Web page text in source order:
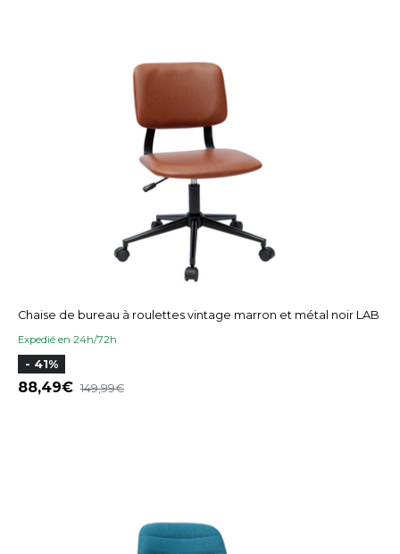
Chaise de bureau à roulettes vintage marron et métal noir LAB
Expedié en 24h/72h
- 41%
88,49 149,99